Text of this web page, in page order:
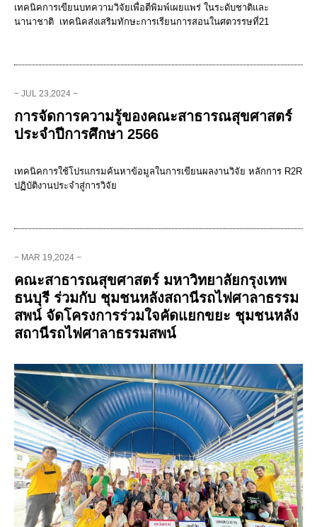
เทคนิคการเขียนบทความวิจัยเพื่อตีพิมพ์เผยแพร่ ในระดับชาติและ
นานาชาติ เทคนิคส่งเสริมทักษะการเรียนการสอนในศตวรรษที่21
− JUL 23,2024 −
การจัดการความรู้ของคณะสาธารณสุขศาสตร์
ประจำปีการศึกษา 2566
เทคนิคการใช้โปรแกรมค้นหาข้อมูลในการเขียนผลงานวิจัย หลักการ R2R
ปฏิบัติงานประจำสู่การวิจัย
− MAR 19,2024 −
คณะสาธารณสุขศาสตร์ มหาวิทยาลัยกรุงเทพ
ธนบุรี ร่วมกับ ชุมชนหลังสถานีรถไฟศาลาธรรม
สพน์ จัดโครงการร่วมใจคัดแยกขยะ ชุมชนหลัง
สถานีรถไฟศาลาธรรมสพน์